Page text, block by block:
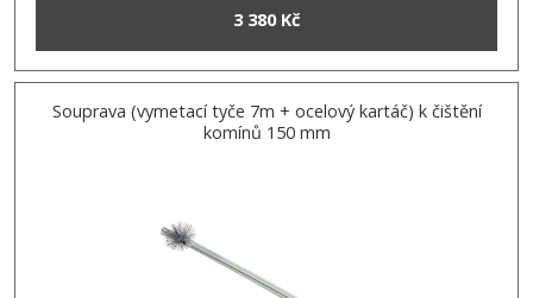
3 380 Kč
Souprava (vymetací tyče 7m + ocelový kartáč) k čištění
komínů 150 mm